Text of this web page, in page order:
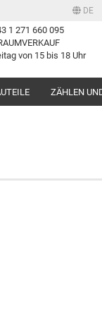
DE
1 271 660 095
von 15 bis 18 Uhr
ZÄHLEN